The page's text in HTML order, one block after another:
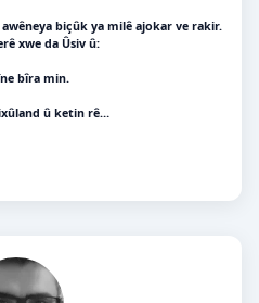
biçûk ya milê ajokar ve rakir.
xwe da Ûsiv û:
bîra min.
û ketin rê…